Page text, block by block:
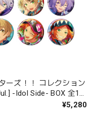
ーズ！！ コレクション
BOX 全12
¥5,280